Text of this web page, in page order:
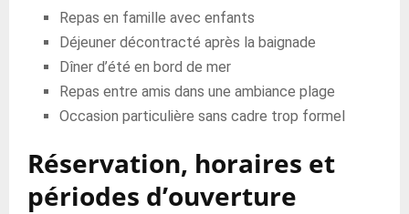
Repas en famille avec enfants
Déjeuner décontracté après la baignade
Dîner d’été en bord de mer
Repas entre amis dans une ambiance plage
Occasion particulière sans cadre trop formel
Réservation, horaires et
périodes d’ouverture